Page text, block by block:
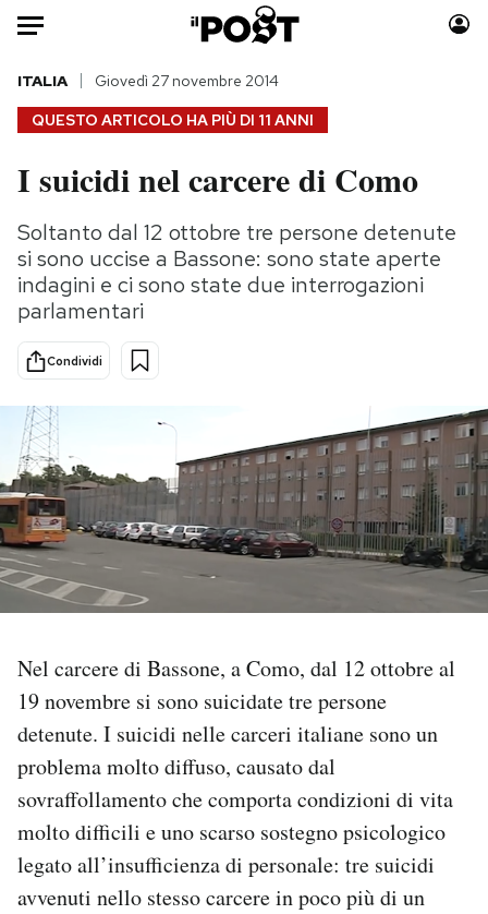
Auto
HOME
Italia
Politica
Tecnologia
Internet
Scienza
Cultura
Economia
Moda
Consumismi
Storie/Idee
Mondiali calcio 2026
PODCAST
NEWSLETTER
I MIEI PREFERITI
SHOP
AREA PERSONALE
QUESTO ARTICOLO HA PIÙ DI 11 ANNI
ITALIA Giovedì 27 novembre 2014
I suicidi nel carcere di Como
Soltanto dal 12 ottobre tre persone detenute
si sono uccise a Bassone: sono state aperte
indagini e ci sono state due interrogazioni
parlamentari
Condividi
Nel carcere di Bassone, a Como, dal 12 ottobre al
19 novembre si sono suicidate tre persone
detenute. I suicidi nelle carceri italiane sono un
problema molto diffuso, causato dal
sovraffollamento che comporta condizioni di vita
molto difficili e uno scarso sostegno psicologico
legato all’insufficienza di personale: tre suicidi
avvenuti nello stesso carcere in poco più di un